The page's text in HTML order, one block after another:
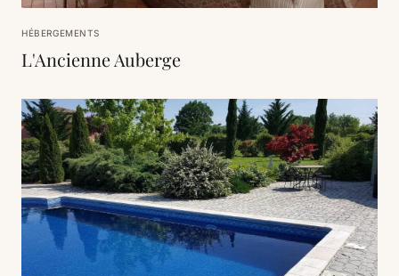
HÉBERGEMENTS
L'Ancienne Auberge